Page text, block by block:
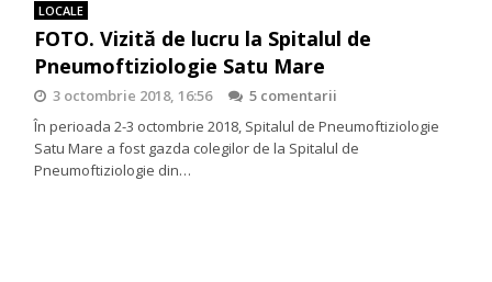
LOCALE
FOTO. Vizită de lucru la Spitalul de
Pneumoftiziologie Satu Mare
3 octombrie 2018, 16:56
5 comentarii
În perioada 2-3 octombrie 2018, Spitalul de Pneumoftiziologie
Satu Mare a fost gazda colegilor de la Spitalul de
Pneumoftiziologie din…